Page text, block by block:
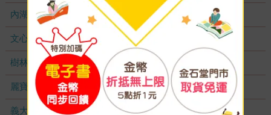
內湖大潤發 無庫存
文心店 無庫存
樹林店 無庫存
麗寶店 無庫存
義大店 無庫存